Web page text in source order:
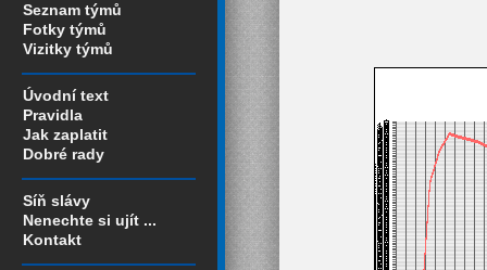
Seznam týmů
Fotky týmů
Vizitky týmů
Úvodní text
Pravidla
Jak zaplatit
Dobré rady
Síň slávy
Nenechte si ujít ...
Kontakt